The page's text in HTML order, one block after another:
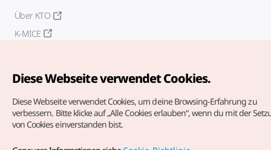
Über KTO
K-MICE
vorbehalten.
Diese Webseite verwendet Cookies.
Diese Webseite verwendet Cookies, um deine Browsing-Erfahrung zu
verbessern. Bitte klicke auf „Alle Cookies erlauben“, wenn du mit der
von Cookies einverstanden bist.